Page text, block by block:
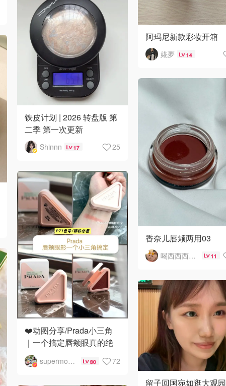
阿玛尼新款彩妆开箱
婲夢 14
铁皮计划 | 2026 转盘版 第
二季 第一次更新
Shinnn 17 25
香奈儿唇颊两用03
喝西西西西瓜汁的大象 11
❤️动图分享/Prada小三角
｜一个搞定唇颊眼真的绝
了‼️
supermommy 30 72
留子回国宛如逛大观园